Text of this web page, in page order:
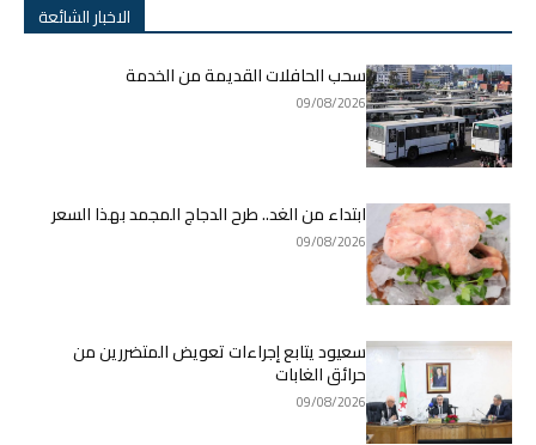
الاخبار الشائعة
سحب الحافلات القديمة من الخدمة
09/08/2026
ابتداء من الغد.. طرح الدجاج المجمد بهذا السعر
09/08/2026
سعيود يتابع إجراءات تعويض المتضررين من
حرائق الغابات
09/08/2026